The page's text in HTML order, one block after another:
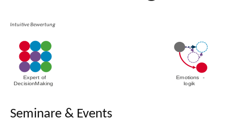
Intuitive Bewertung
Seminare & Events